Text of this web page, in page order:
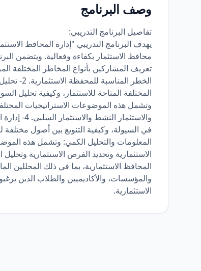
وصف البرنامج
تفاصيل البرنامج التدريبي:
يهدف البرنامج التدريبي "إدارة المحافظ
تعريف المشاركين بأنواع المخاطر المختلفة
الخطر
وتشمل هذه الموضوعات الاستراتيجيات
المعلومات والتحليل الكمي: وتشمل هذه
الاستثمارية وتحديد الفرص الاستثمارية
المحافظ الاستثمارية، بما في ذلك المحللين
والمؤسسات، والأكاديميين والطلاب الذين
الاستثمارية.